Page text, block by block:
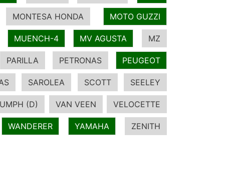
MONTESA HONDA MOTO GUZZI
MUENCH-4 MV AGUSTA MZ
PARILLA PETRONAS PEUGEOT
SAROLEA SCOTT SEELEY
(D) VAN VEEN VELOCETTE
WANDERER YAMAHA ZENITH